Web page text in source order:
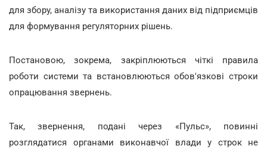
для збору, аналізу та використання даних від підприємців
для формування регуляторних рішень.
Постановою, зокрема, закріплюються чіткі правила
роботи системи та встановлюються обов'язкові строки
опрацювання звернень.
Так, звернення, подані через «Пульс», повинні
розглядатися органами виконавчої влади у строк не